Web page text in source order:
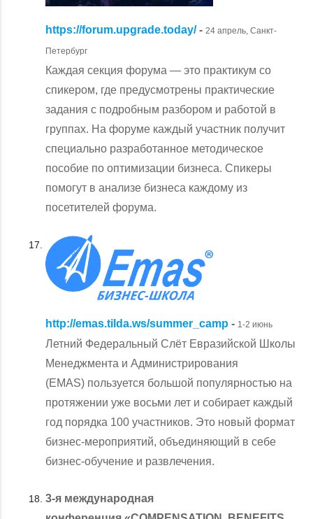
https://forum.upgrade.today/ - 24 апрель, Санкт-
Петербург
Каждая секция форума — это практикум со
спикером, где предусмотрены практические
задания с подробным разбором и работой в
группах. На форуме каждый участник получит
специально разработанное методическое
пособие по оптимизации бизнеса. Спикеры
помогут в анализе бизнеса каждому из
посетителей форума.
http://emas.tilda.ws/summer_camp - 1-2 июнь
Летний Федеральный Слёт Евразийской Школы
Менеджмента и Администрирования
(EMAS) пользуется большой популярностью на
протяжении уже восьми лет и собирает каждый
год порядка 100 участников. Это новый формат
бизнес-мероприятий, объединяющий в себе
бизнес-обучение и развлечения.
3-я международная